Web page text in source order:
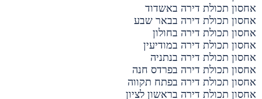
אחסון תכולת דירה באשדוד
אחסון תכולת דירה בבאר שבע
אחסון תכולת דירה בחולון
אחסון תכולת דירה במודיעין
אחסון תכולת דירה בנתניה
אחסון תכולת דירה בפרדס חנה
אחסון תכולת דירה בפתח תקווה
אחסון תכולת דירה בראשון לציון